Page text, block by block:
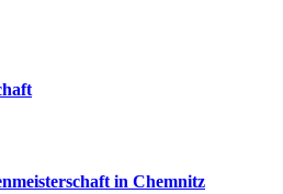
in Chemnitz